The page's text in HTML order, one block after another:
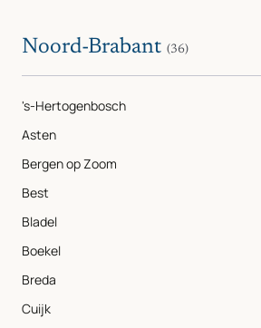
Noord-Brabant (36)
's-Hertogenbosch
Asten
Bergen op Zoom
Best
Bladel
Boekel
Breda
Cuijk